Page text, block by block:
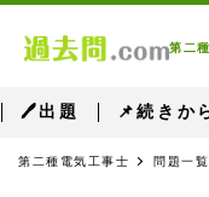
第二
🖊出題 📌続きか
第二種電気工事士 問題一覧